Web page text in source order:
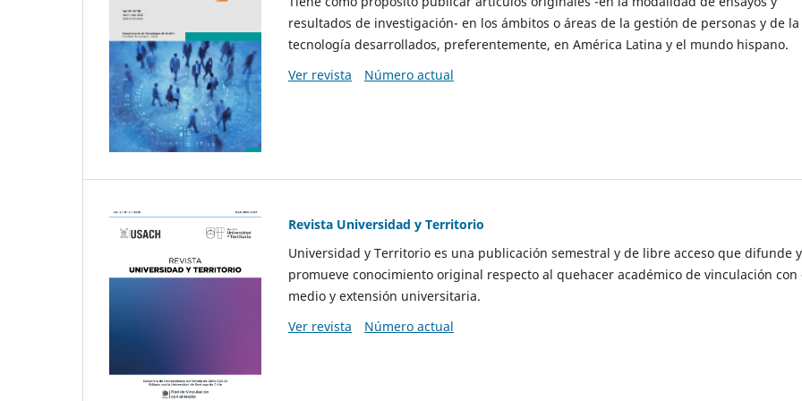
resultados de investigación- en los ámbitos o áreas de la gestión de personas y de la
tecnología desarrollados, preferentemente, en América Latina y el mundo hispano.
Ver revista
Número actual
Revista Universidad y Territorio
Universidad y Territorio es una publicación semestral y de libre acceso que difunde y
promueve conocimiento original respecto al quehacer académico de vinculación con
medio y extensión universitaria.
Ver revista
Número actual